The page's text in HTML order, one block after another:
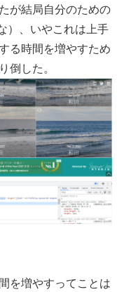
が結局自分のための
）、いやこれは上手
る時間を増やすため
倒した。
を増やすってことは